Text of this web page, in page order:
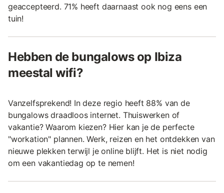
geaccepteerd. 71% heeft daarnaast ook nog eens een
tuin!
Hebben de bungalows op Ibiza
meestal wifi?
Vanzelfsprekend! In deze regio heeft 88% van de
bungalows draadloos internet. Thuiswerken of
vakantie? Waarom kiezen? Hier kan je de perfecte
"workation" plannen. Werk, reizen en het ontdekken van
nieuwe plekken terwijl je online blijft. Het is niet nodig
om een vakantiedag op te nemen!